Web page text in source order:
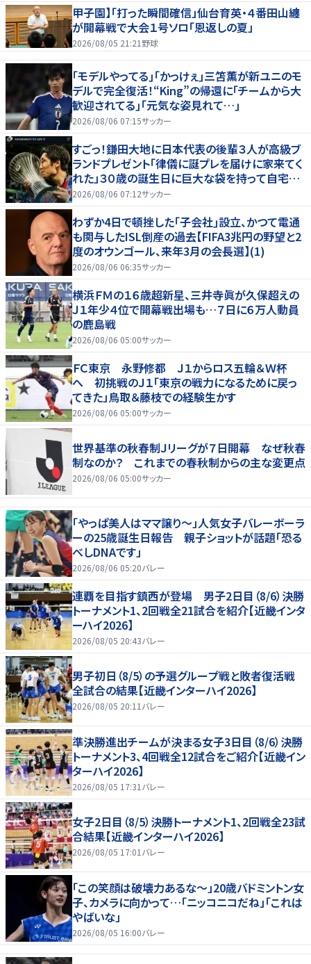
甲子園】「打った瞬間確信」仙台育英・４番田山纏
が開幕戦で大会１号ソロ「恩返しの夏」
2026/08/05 21:21 野球
｢モデルやってる｣｢かっけぇ｣三笘薫が新ユニのモ
デルで完全復活！“King”の帰還に｢チームから大
歓迎されてる｣｢元気な姿見れて…｣
2026/08/06 07:15サッカー
すごっ！鎌田大地に日本代表の後輩３人が高級ブ
ランドプレゼント「律儀に誕プレを届けに家来てく
れた」３０歳の誕生日に巨大な袋を持って自宅訪
問
2026/08/06 07:12サッカー
わずか4日で頓挫した｢子会社｣設立、かつて電通
も関与したISL倒産の過去【FIFA3兆円の野望と2
度のオウンゴール、来年3月の会長選】(1)
2026/08/06 06:35サッカー
横浜ＦＭの１６歳超新星、三井寺眞が久保超えの
Ｊ１年少４位で開幕戦出場も…７日に６万人動員
の鹿島戦
2026/08/06 05:00サッカー
ＦＣ東京 永野修都 Ｊ１からロス五輪＆Ｗ杯
へ 初挑戦のＪ１「東京の戦力になるために戻っ
てきた」鳥取＆藤枝での経験生かす
2026/08/06 05:00サッカー
世界基準の秋春制Ｊリーグが７日開幕 なぜ秋春
制なのか？ これまでの春秋制からの主な変更点
2026/08/06 05:00サッカー
「やっぱ美人はママ譲り～」人気女子バレーボーラ
ーの25歳誕生日報告 親子ショットが話題「恐る
べしDNAです」
2026/08/06 05:20バレー
連覇を目指す鎮西が登場 男子2日目（8/6）決勝
トーナメント1、2回戦全21試合を紹介【近畿インタ
ーハイ2026】
2026/08/05 20:43バレー
男子初日（8/5）の予選グループ戦と敗者復活戦
全試合の結果【近畿インターハイ2026】
2026/08/05 20:11 バレー
準決勝進出チームが決まる女子3日目（8/6）決勝
トーナメント3、4回戦全12試合をご紹介【近畿イン
ターハイ2026】
2026/08/05 17:31 バレー
女子2日目（8/5）決勝トーナメント1、2回戦全23試
合結果【近畿インターハイ2026】
2026/08/05 17:01 バレー
「この笑顔は破壊力あるな〜」20歳バドミントン女
子、カメラに向かって…「ニッコニコだね」「これは
やばいな」
2026/08/05 16:00バレー